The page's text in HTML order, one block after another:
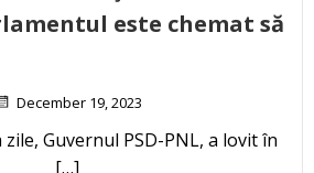
este chemat să
December 19, 2023
Guvernul PSD-PNL, a lovit în
[…]